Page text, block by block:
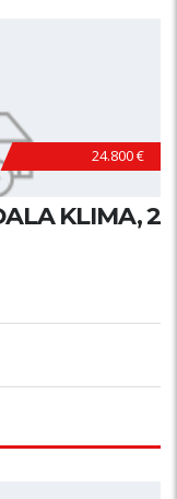
24.800 €
KLIMA, 2